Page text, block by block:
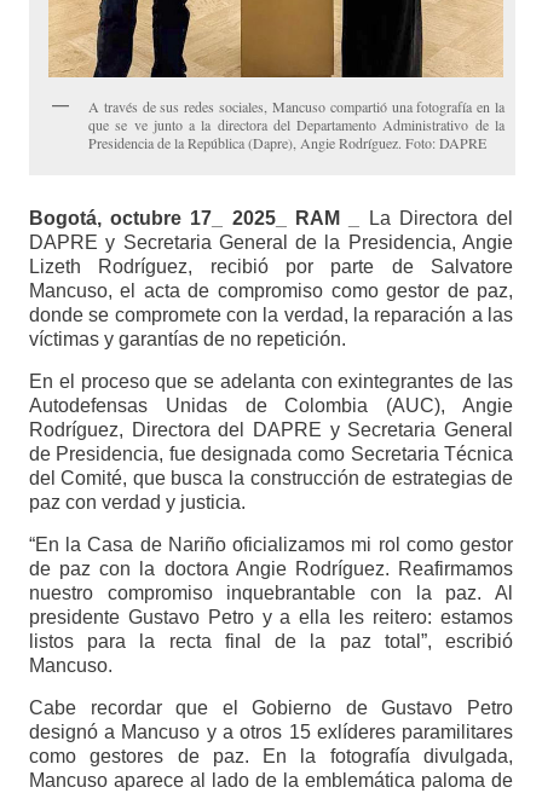
A través de sus redes sociales, Mancuso compartió una fotografía en la
que se ve junto a la directora del Departamento Administrativo de la
Presidencia de la República (Dapre), Angie Rodríguez. Foto: DAPRE
Bogotá, octubre 17_ 2025_ RAM _
La Directora del
DAPRE y Secretaria General de la Presidencia, Angie
Lizeth Rodríguez, recibió por parte de Salvatore
Mancuso, el acta de compromiso como gestor de paz,
donde se compromete con la verdad, la reparación a las
víctimas y garantías de no repetición.
En el proceso que se adelanta con exintegrantes de las
Autodefensas Unidas de Colombia (AUC), Angie
Rodríguez, Directora del DAPRE y Secretaria General
de Presidencia, fue designada como Secretaria Técnica
del Comité, que busca la construcción de estrategias de
paz con verdad y justicia.
“En la Casa de Nariño oficializamos mi rol como gestor
de paz con la doctora Angie Rodríguez. Reafirmamos
nuestro compromiso inquebrantable con la paz. Al
presidente Gustavo Petro y a ella les reitero: estamos
listos para la recta final de la paz total”, escribió
Mancuso.
Cabe recordar que el Gobierno de Gustavo Petro
designó a Mancuso y a otros 15 exlíderes paramilitares
como gestores de paz. En la fotografía divulgada,
Mancuso aparece al lado de la emblemática paloma de